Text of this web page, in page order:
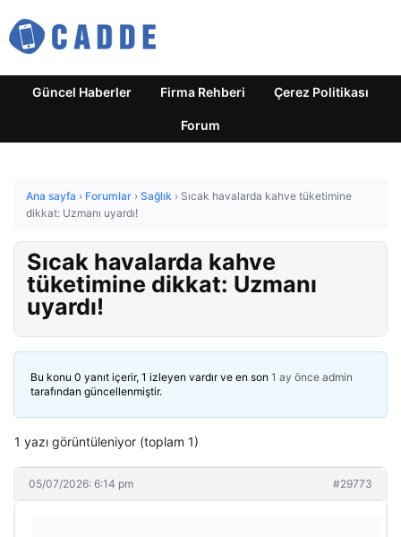
Güncel Haberler Firma Rehberi Çerez Politikası
Forum
Ana sayfa › Forumlar › Sağlık › Sıcak havalarda kahve tüketimine
dikkat: Uzmanı uyardı!
Sıcak havalarda kahve
tüketimine dikkat: Uzmanı
uyardı!
Bu konu 0 yanıt içerir, 1 izleyen vardır ve en son 1 ay önce admin
tarafından güncellenmiştir.
1 yazı görüntüleniyor (toplam 1)
05/07/2026: 6:14 pm #29773